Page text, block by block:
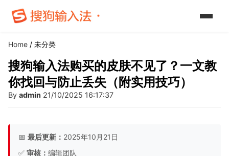
Home / 未分类
搜狗输入法购买的皮肤不见了？一文教
你找回与防止丢失（附实用技巧）
By admin 21/10/2025 16:17:37
📅 最后更新： 2025年10月21日
✅ 审核： 编辑团队